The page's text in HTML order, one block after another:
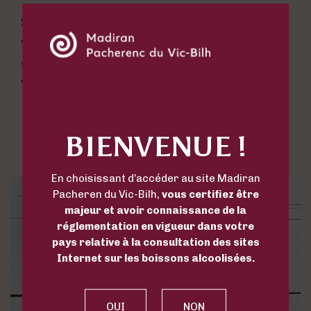
Si vous préférez les vins plus sucrés,
vous pouvez oser d’accorder vos plats
sucrés/salés avec un Pacherenc du
Vic-Bilh doux.
Recette du porc à l'ananas
BIENVENUE !
En choisissant d’accéder au site Madiran
Pacheren du Vic-Bilh, vous certifiez être
majeur et avoir connaissance de la
réglementation en vigueur dans votre
pays relative à la consultation des sites
Internet sur les boissons alcoolisées.